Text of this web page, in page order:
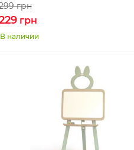
грн
грн
В наличии